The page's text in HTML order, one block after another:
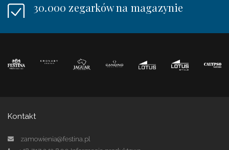
30.000 zegarków na magazynie
Kontakt
zamowienia@festina.pl